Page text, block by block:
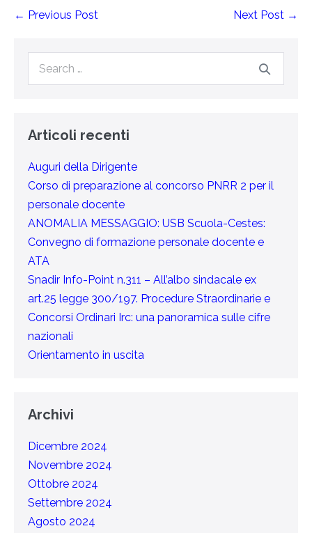
← Previous Post Next Post →
Articoli recenti
Auguri della Dirigente
Corso di preparazione al concorso PNRR 2 per il
personale docente
ANOMALIA MESSAGGIO: USB Scuola-Cestes:
Convegno di formazione personale docente e
ATA
Snadir Info-Point n.311 – All’albo sindacale ex
art.25 legge 300/197. Procedure Straordinarie e
Concorsi Ordinari Irc: una panoramica sulle cifre
nazionali
Orientamento in uscita
Archivi
Dicembre 2024
Novembre 2024
Ottobre 2024
Settembre 2024
Agosto 2024